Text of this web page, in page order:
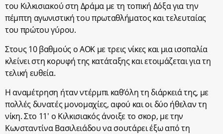
του Κιλκισιακού στη Δράμα με τη τοπική Δόξα για την
πέμπτη αγωνιστική του πρωταθλήματος και τελευταίας
του πρώτου γύρου.
Στους 10 βαθμούς ο ΑΟΚ με τρεις νίκες και μια ισοπαλία
κλείνει στη κορυφή της κατάταξης και ετοιμάζεται για τη
τελική ευθεία.
Η αναμέτρηση ήταν ντέρμπι καθ’όλη τη διάρκειά της, με
πολλές δυνατές μονομαχίες, αφού και οι δύο ήθελαν τη
νίκη. Στο 11′ ο Κιλκισιακός άνοιξε το σκορ, με την
Κωνσταντίνα Βασιλειάδου να σουτάρει έξω από τη